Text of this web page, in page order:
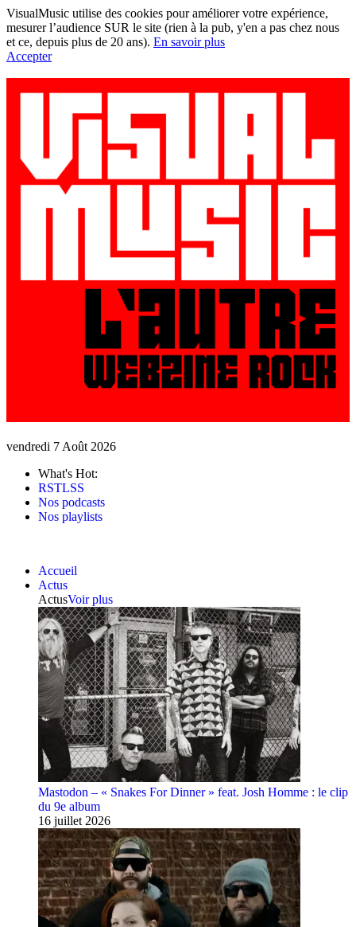
VisualMusic utilise des cookies pour améliorer votre expérience,
mesurer l’audience SUR le site (rien à la pub, y'en a pas chez nous
et ce, depuis plus de 20 ans). En savoir plus
Accepter
vendredi 7 Août 2026
What's Hot:
RSTLSS
Nos podcasts
Nos playlists
Accueil
Actus
ActusVoir plus
Mastodon – « Snakes For Dinner » feat. Josh Homme : le clip
du 9e album
16 juillet 2026